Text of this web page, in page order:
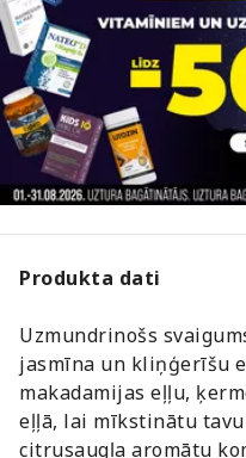
Produkta dati
Uzmundrinošs
jasmīna un kliņģerīšu
makadamijas eļļu,
eļļā, lai mīkstinātu
citrusaugļa aromātu